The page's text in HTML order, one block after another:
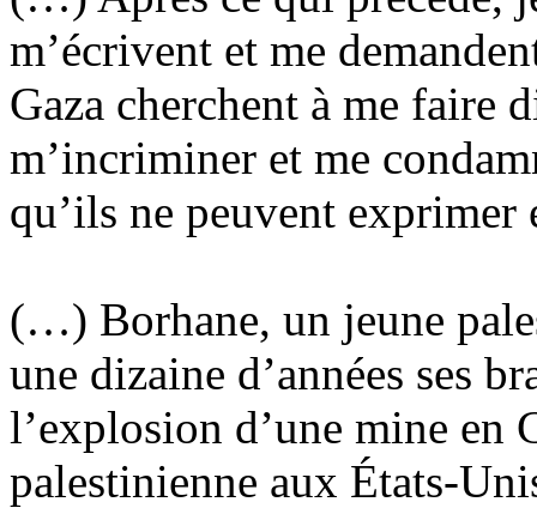
m’écrivent et me
Gaza cherchent à me faire
m’incriminer et me
qu’ils ne peuvent exprimer
(…) Borhane, un jeune
une dizaine d’années ses
l’explosion d’une mine en
palestinienne aux États-